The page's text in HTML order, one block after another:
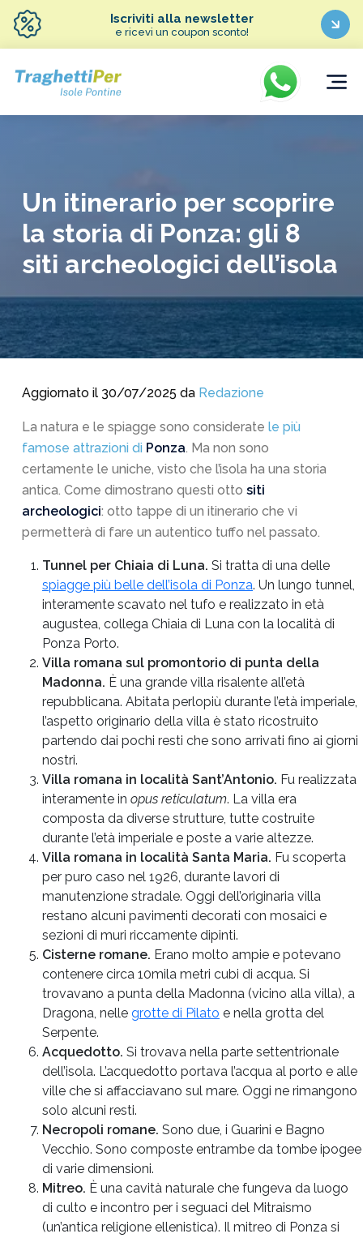
Iscriviti alla newsletter
e ricevi un coupon sconto!
Un itinerario per scoprire
la storia di Ponza: gli 8
siti archeologici dell’isola
Aggiornato il 30/07/2025 da Redazione
La natura e le spiagge sono considerate le più
famose attrazioni di Ponza. Ma non sono
certamente le uniche, visto che l’isola ha una storia
antica. Come dimostrano questi otto siti
archeologici: otto tappe di un itinerario che vi
permetterà di fare un autentico tuffo nel passato.
Tunnel per Chiaia di Luna. Si tratta di una delle
spiagge più belle dell’isola di Ponza. Un lungo tunnel,
interamente scavato nel tufo e realizzato in età
augustea, collega Chiaia di Luna con la località di
Ponza Porto.
Villa romana sul promontorio di punta della
Madonna. È una grande villa risalente all’età
repubblicana. Abitata perlopiù durante l’età imperiale,
l’aspetto originario della villa è stato ricostruito
partendo dai pochi resti che sono arrivati fino ai giorni
nostri.
Villa romana in località Sant’Antonio. Fu realizzata
interamente in opus reticulatum. La villa era
composta da diverse strutture, tutte costruite
durante l’età imperiale e poste a varie altezze.
Villa romana in località Santa Maria. Fu scoperta
per puro caso nel 1926, durante lavori di
manutenzione stradale. Oggi dell’originaria villa
restano alcuni pavimenti decorati con mosaici e
sezioni di muri riccamente dipinti.
Cisterne romane. Erano molto ampie e potevano
contenere circa 10mila metri cubi di acqua. Si
trovavano a punta della Madonna (vicino alla villa), a
Dragona, nelle grotte di Pilato e nella grotta del
Serpente.
Acquedotto. Si trovava nella parte settentrionale
dell’isola. L’acquedotto portava l’acqua al porto e alle
ville che si affacciavano sul mare. Oggi ne rimangono
solo alcuni resti.
Necropoli romane. Sono due, i Guarini e Bagno
Vecchio. Sono composte entrambe da tombe ipogee
di varie dimensioni.
Mitreo. È una cavità naturale che fungeva da luogo
di culto e incontro per i seguaci del Mitraismo
(un’antica religione ellenistica). Il mitreo di Ponza si